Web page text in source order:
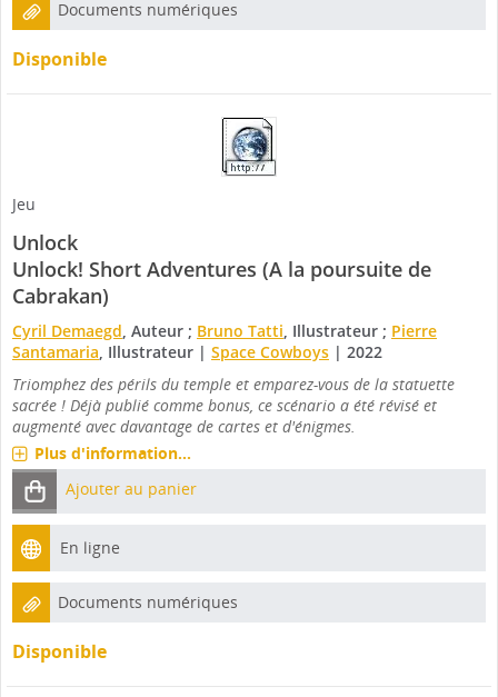
Documents numériques
Disponible
Jeu
Unlock
Unlock! Short Adventures (A la poursuite de
Cabrakan)
Cyril Demaegd, Auteur ; Bruno Tatti, Illustrateur ; Pierre
Santamaria, Illustrateur | Space Cowboys | 2022
Triomphez des périls du temple et emparez-vous de la statuette
sacrée ! Déjà publié comme bonus, ce scénario a été révisé et
augmenté avec davantage de cartes et d'énigmes.
Plus d'information...
Ajouter au panier
En ligne
Documents numériques
Disponible